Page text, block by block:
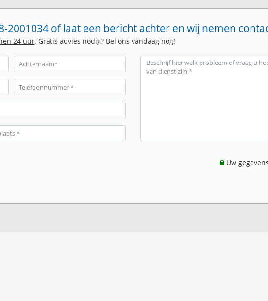
2001034 of laat een bericht achter en wij nemen
24 uur. Gratis advies nodig? Bel ons vandaag nog!
Uw